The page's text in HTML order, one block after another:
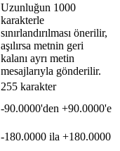
Uzunluğun 1000
karakterle
sınırlandırılması önerilir,
aşılırsa metnin geri
kalanı ayrı metin
mesajlarıyla gönderilir.
255 karakter
-90.0000'den +90.0000'e
-180.0000 ila +180.0000